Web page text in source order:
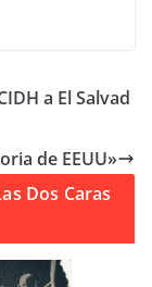
a El Salvad
de EEUU»
Dos Caras